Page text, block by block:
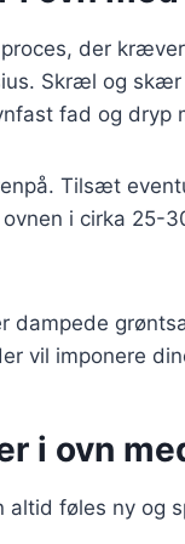
der
Skræl og
fad og dryp
Tilsæt
i cirka 25-
dampede
vil imponere
i ovn
altid føles ny og